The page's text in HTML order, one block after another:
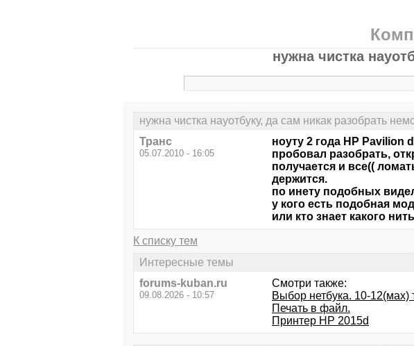
нужна чистка
нужна чистка науотбуку, да сам никак разобрать
Транс
05.07.2010 - 16:05
ноуту 2 года HP Pavilion
пробовал разобрать,
получается и все((
держится.
по инету подобных
у кого есть подобная
или кто знает какого
К списку тем
Интересные темы
forums-kuban.ru
09.08.2026 - 10:57
Смотри также:
Выбор нетбука. 10-12(мах)
Печать в файл.
Принтер HP 2015d